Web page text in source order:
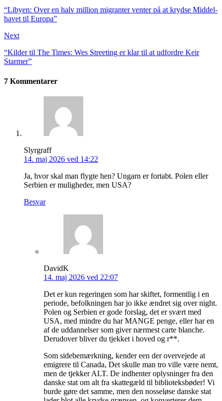
“Libyen: Over en halv million migranter venter på at krydse Middel­
havet til Europa”
Next
“Kilder til The Times: Wes Streeting er klar til at udfordre Keir
Starmer”
7 Kommentarer
Slyrgraff
14. maj 2026 ved 14:22
Ja, hvor skal man flygte hen? Ungarn er fortabt. Polen eller
Serbien er muligheder, men USA?
Besvar
DavidK
14. maj 2026 ved 22:07
Det er kun regeringen som har skiftet, formentlig i en
periode, befolkningen har jo ikke ændret sig over night.
Polen og Serbien er gode forslag, det er svært med
USA, med mindre du har MANGE penge, eller har en
af de uddannelser som giver nærmest carte blanche.
Derudover bliver du tjekket i hoved og r**.
Som sidebemærkning, kender een der overvejede at
emigrere til Canada, Det skulle man tro ville være nemt,
men de tjekker ALT. De indhenter oplysninger fra den
danske stat om alt fra skattegæld til biblioteksbøder! Vi
burde gøre det samme, men den nosseløse danske stat